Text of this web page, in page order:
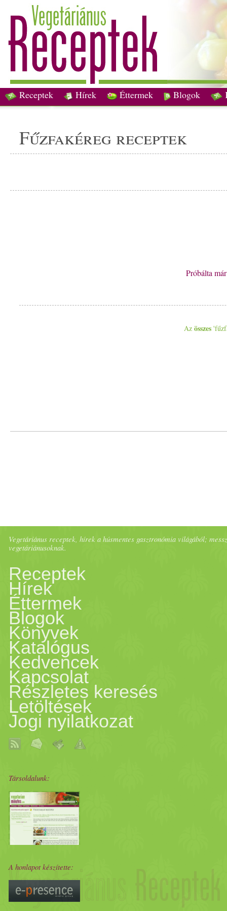
Receptek Hírek Éttermek Blogok
fűzfakéreg receptek
Próbálta
Az összes
Vegetáriánus receptek, hírek a húsmentes gasztronómia világából;
vegetáriánusoknak.
Receptek
Hírek
Éttermek
Blogok
Könyvek
Katalógus
Kedvencek
Kapcsolat
Részletes keresés
Letöltések
Jogi nyilatkozat
Társoldalunk:
A honlapot készítette: